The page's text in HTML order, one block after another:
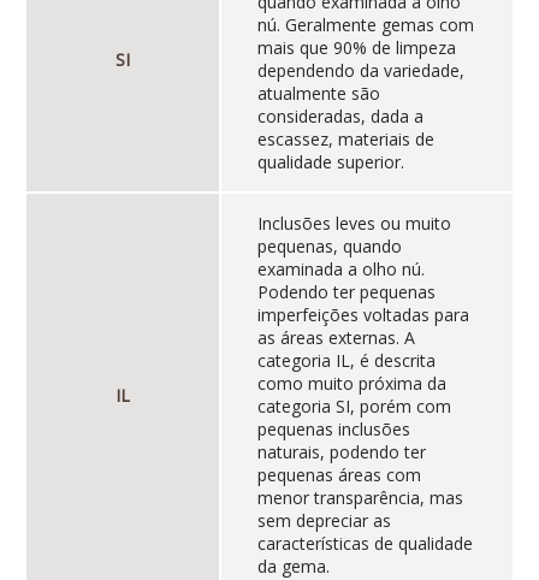
SI
nú. Geralmente gemas com
mais que 90% de limpeza
dependendo da variedade,
atualmente são
consideradas, dada a
escassez, materiais de
qualidade superior.
IL
Inclusões leves ou muito
pequenas, quando
examinada a olho nú.
Podendo ter pequenas
imperfeições voltadas para
as áreas externas. A
categoria IL, é descrita
como muito próxima da
categoria SI, porém com
pequenas inclusões
naturais, podendo ter
pequenas áreas com
menor transparência, mas
sem depreciar as
características de qualidade
da gema.